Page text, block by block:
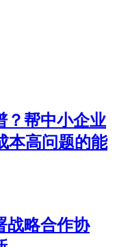
？帮中小企业
本高问题的能
战略合作协